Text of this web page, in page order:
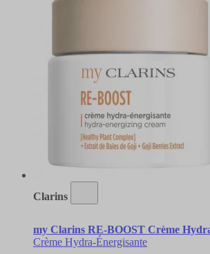
Clarins
my Clarins RE-BOOST Crème
Crème Hydra-Énergisante